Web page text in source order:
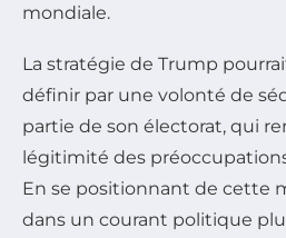
mondiale.
La stratégie de Trump
définir par une volonté de
partie de son électorat, qui
légitimité des
En se positionnant de cette
dans un courant politique